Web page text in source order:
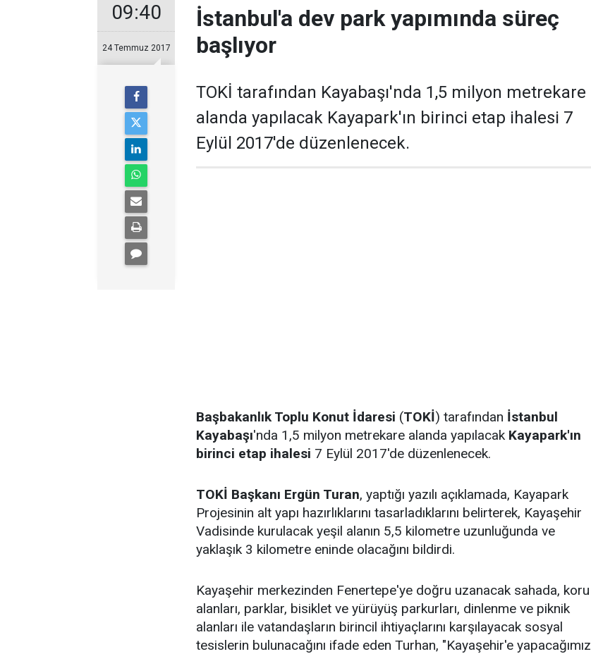
09:40
24 Temmuz 2017
İstanbul'a dev park yapımında süreç
başlıyor
TOKİ tarafından Kayabaşı'nda 1,5 milyon metrekare
alanda yapılacak Kayapark'ın birinci etap ihalesi 7
Eylül 2017'de düzenlenecek.
Başbakanlık Toplu Konut İdaresi (TOKİ) tarafından İstanbul
Kayabaşı'nda 1,5 milyon metrekare alanda yapılacak Kayapark'ın
birinci etap ihalesi 7 Eylül 2017'de düzenlenecek.
TOKİ Başkanı Ergün Turan, yaptığı yazılı açıklamada, Kayapark
Projesinin alt yapı hazırlıklarını tasarladıklarını belirterek, Kayaşehir
Vadisinde kurulacak yeşil alanın 5,5 kilometre uzunluğunda ve
yaklaşık 3 kilometre eninde olacağını bildirdi.
Kayaşehir merkezinden Fenertepe'ye doğru uzanacak sahada, koru
alanları, parklar, bisiklet ve yürüyüş parkurları, dinlenme ve piknik
alanları ile vatandaşların birincil ihtiyaçlarını karşılayacak sosyal
tesislerin bulunacağını ifade eden Turhan, "Kayaşehir'e yapacağımız